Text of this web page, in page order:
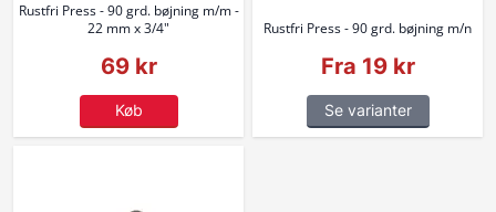
Rustfri Press - 90 grd. bøjning m/m -
22 mm x 3/4"
69 kr
Køb
Rustfri Press - 90 grd. bøjning m/n
Fra 19 kr
Se varianter